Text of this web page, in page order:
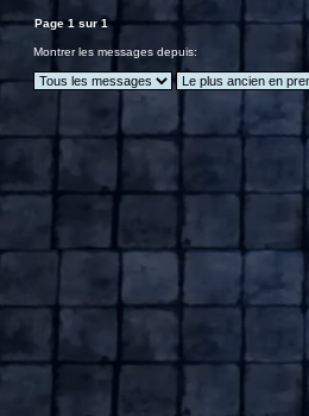
Page 1 sur1
Montrer les messages depuis: